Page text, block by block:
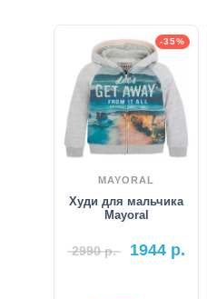
-35%
MAYORAL
Худи для мальчика
Mayoral
2990р. 1944 р.